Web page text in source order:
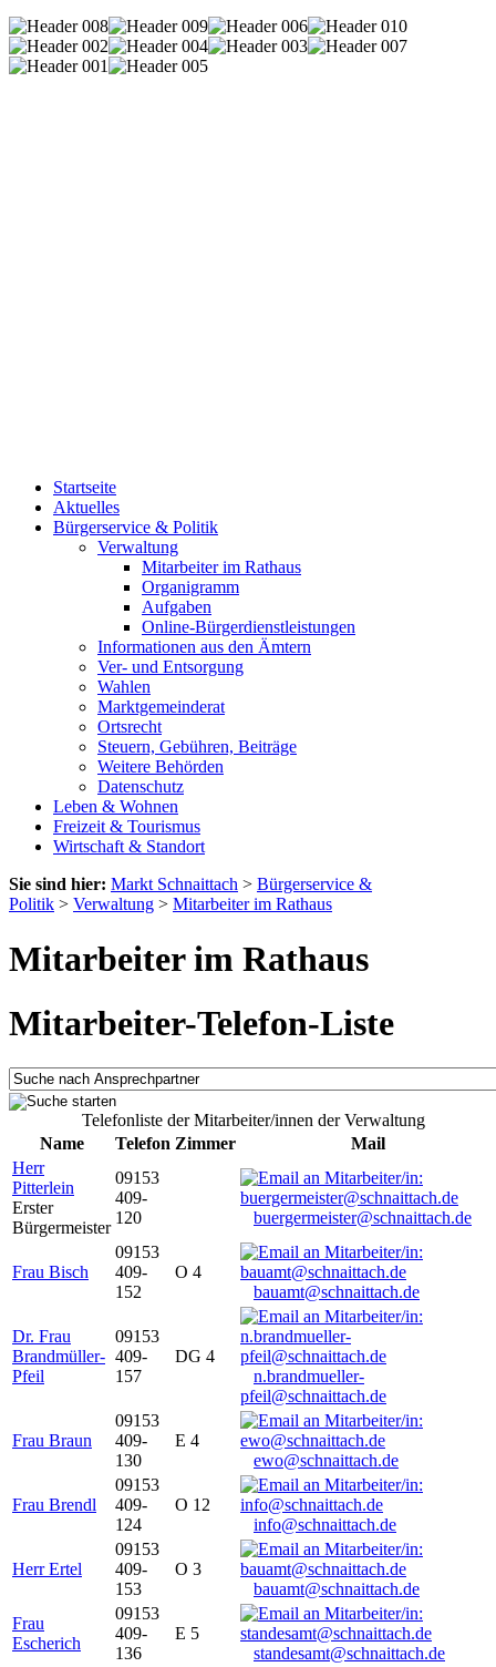
Startseite
Aktuelles
Bürgerservice & Politik
Verwaltung
Mitarbeiter im Rathaus
Organigramm
Aufgaben
Online-Bürgerdienstleistungen
Informationen aus den Ämtern
Ver- und Entsorgung
Wahlen
Marktgemeinderat
Ortsrecht
Steuern, Gebühren, Beiträge
Weitere Behörden
Datenschutz
Leben & Wohnen
Freizeit & Tourismus
Wirtschaft & Standort
Sie sind hier: Markt Schnaittach > Bürgerservice &
Politik > Verwaltung > Mitarbeiter im Rathaus
Mitarbeiter im Rathaus
Mitarbeiter-Telefon-Liste
Telefonliste der Mitarbeiter/innen der Verwaltung
Name
Telefon Zimmer
Mail
Herr
Pitterlein
Erster
Bürgermeister
09153
409-
120
buergermeister@schnaittach.de
Frau Bisch
09153
409-
152
O 4
bauamt@schnaittach.de
Dr. Frau
Brandmüller-
Pfeil
09153
409-
157
DG 4
n.brandmueller-
pfeil@schnaittach.de
Frau Braun
09153
409-
130
E 4
ewo@schnaittach.de
Frau Brendl
09153
409-
124
O 12
info@schnaittach.de
Herr Ertel
09153
409-
153
O 3
bauamt@schnaittach.de
Frau
Escherich
09153
409-
136
E 5
standesamt@schnaittach.de